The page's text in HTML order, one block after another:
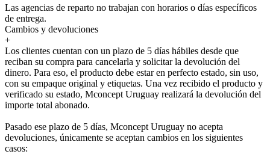
Las agencias de reparto no trabajan con horarios o días específicos
de entrega.
Cambios y devoluciones
+
Los clientes cuentan con un plazo de 5 días hábiles desde que
reciban su compra para cancelarla y solicitar la devolución del
dinero. Para eso, el producto debe estar en perfecto estado, sin uso,
con su empaque original y etiquetas. Una vez recibido el producto y
verificado su estado, Mconcept Uruguay realizará la devolución del
importe total abonado.
Pasado ese plazo de 5 días, Mconcept Uruguay no acepta
devoluciones, únicamente se aceptan cambios en los siguientes
casos: